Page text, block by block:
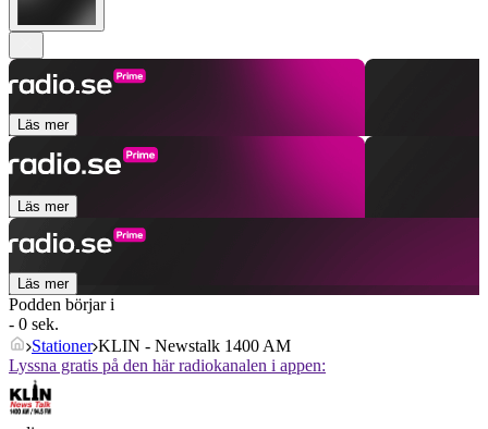
Läs mer
Läs mer
Läs mer
Podden börjar i
- 0 sek.
Stationer KLIN - Newstalk 1400 AM
Lyssna gratis på den här radiokanalen i appen: